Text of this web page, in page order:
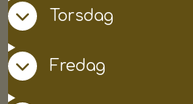
Torsdag
Fredag